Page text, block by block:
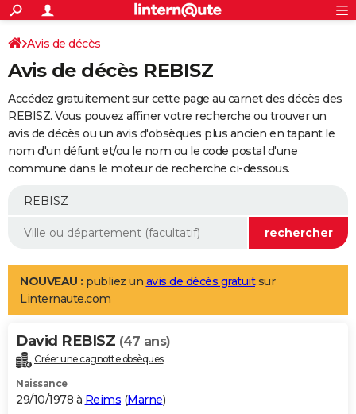
ACTUALITÉS
Politique
Société
Faits Divers
Education
Monde
Villes
+
SPORT
Coupe du monde 2026
Football
Tennis
Cyclisme
Rugby
Forum
Programme TV
TNT
Streaming
Cinéma
Sorties cinéma
Musique
+
FINANCE
Retraite
Epargne
Immobilier
Risques naturels par ville
Banque
Assurance
AUTO
Essais
Réserver un essai
Citadines
Berlines
SUV
Forum auto
+
Mobiles
Meilleur smartphone
Internet
Ordinateurs
Jeux vidéo
Guide high-tech
Aménagement intérieur
LIFESTYLE
Art de vivre
Bien-être
Loisirs
Mode
Modes de vie
Alimentation
Guide de la santé
Maladies
Médicaments
Sommeil
VOYAGE
Destinations
City break
Voyage nature
Voyage de noces
Forum
Climat
+PHOTO
GUIDES D'ACHAT
Avis de décès
Avis de décès REBISZ
Accédez gratuitement sur cette page au carnet des décès des
REBISZ. Vous pouvez affiner votre recherche ou trouver un
avis de décès ou un avis d'obsèques plus ancien en tapant le
nom d'un défunt et/ou le nom ou le code postal d'une
commune dans le moteur de recherche ci-dessous.
NOUVEAU : publiez un avis de décès gratuitsur
Linternaute.com
David REBISZ (47 ans)
Créer une cagnotte obsèques
Naissance
29/10/1978 à Reims (Marne)